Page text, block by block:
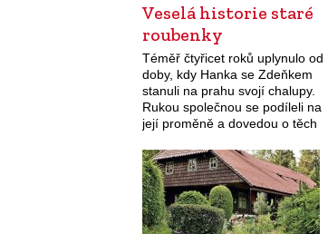
Veselá historie staré
roubenky
Téměř čtyřicet roků uplynulo od
doby, kdy Hanka se Zdeňkem
stanuli na prahu svojí chalupy.
Rukou společnou se podíleli na
její proměně a dovedou o těch
vyprávět. Patrovou roubenou
chalupu s…